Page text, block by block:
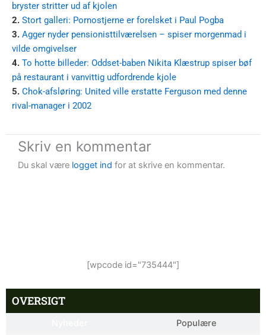
bryster stritter ud af kjolen
2. Stort galleri: Pornostjerne er forelsket i Paul Pogba
3. Agger nyder pensionisttilværelsen – spiser morgenmad i
vilde omgivelser
4. To hotte billeder: Oddset-baben Nikita Klæstrup spiser bøf
på restaurant i vanvittig udfordrende kjole
5. Chok-afsløring: United ville erstatte Ferguson med denne
rival-manager i 2002
Skriv en kommentar
Du skal være logget ind for at skrive en kommentar.
[wpcode id="735444"]
OVERSIGT
Populære